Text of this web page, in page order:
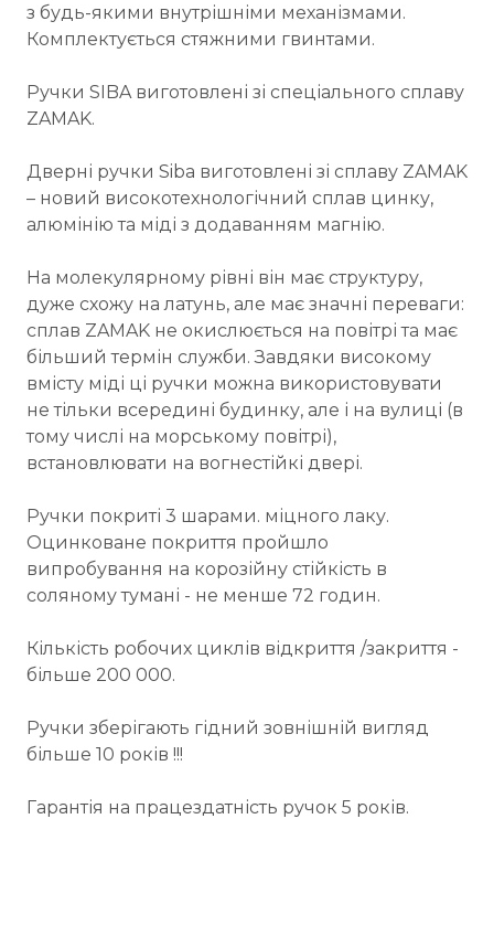
з будь-якими внутрішніми механізмами.
Комплектується стяжними гвинтами.
Ручки SIBA виготовлені зі спеціального сплаву
ZAMAK.
Дверні ручки Siba виготовлені зі сплаву ZAMAK
– новий високотехнологічний сплав цинку,
алюмінію та міді з додаванням магнію.
На молекулярному рівні він має структуру,
дуже схожу на латунь, але має значні переваги:
сплав ZAMAK не окислюється на повітрі та має
більший термін служби. Завдяки високому
вмісту міді ці ручки можна використовувати
не тільки всередині будинку, але і на вулиці (в
тому числі на морському повітрі),
встановлювати на вогнестійкі двері.
Ручки покриті 3 шарами. міцного лаку.
Оцинковане покриття пройшло
випробування на корозійну стійкість в
соляному тумані - не менше 72 годин.
Кількість робочих циклів відкриття /закриття -
більше 200 000.
Ручки зберігають гідний зовнішній вигляд
більше 10 років !!!
Гарантія на працездатність ручок 5 років.